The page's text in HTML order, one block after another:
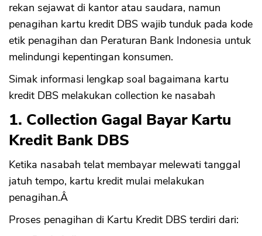
rekan sejawat di kantor atau saudara, namun
penagihan kartu kredit DBS wajib tunduk pada kode
etik penagihan dan Peraturan Bank Indonesia untuk
melindungi kepentingan konsumen.
Simak informasi lengkap soal bagaimana kartu
kredit DBS melakukan collection ke nasabah
1. Collection Gagal Bayar Kartu
Kredit Bank DBS
Ketika nasabah telat membayar melewati tanggal
jatuh tempo, kartu kredit mulai melakukan
penagihan.Â
Proses penagihan di Kartu Kredit DBS terdiri dari: